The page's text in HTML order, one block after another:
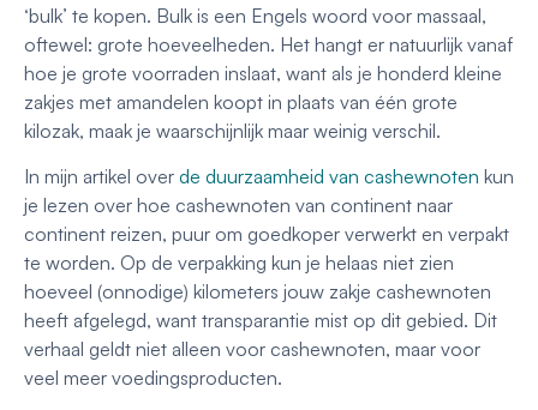
‘bulk’ te kopen. Bulk is een Engels woord voor massaal,
oftewel: grote hoeveelheden. Het hangt er natuurlijk vanaf
hoe je grote voorraden inslaat, want als je honderd kleine
zakjes met amandelen koopt in plaats van één grote
kilozak, maak je waarschijnlijk maar weinig verschil.
In mijn artikel over de duurzaamheid van cashewnoten kun
je lezen over hoe cashewnoten van continent naar
continent reizen, puur om goedkoper verwerkt en verpakt
te worden. Op de verpakking kun je helaas niet zien
hoeveel (onnodige) kilometers jouw zakje cashewnoten
heeft afgelegd, want transparantie mist op dit gebied. Dit
verhaal geldt niet alleen voor cashewnoten, maar voor
veel meer voedingsproducten.